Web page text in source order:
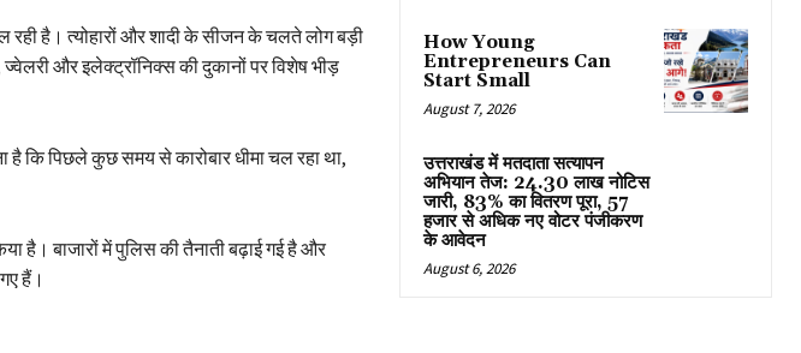
रही है। त्योहारों और शादी के सीजन के चलते लोग बड़ी
और इलेक्ट्रॉनिक्स की दुकानों पर विशेष भीड़
कि पिछले कुछ समय से कारोबार धीमा चल रहा था,
है। बाजारों में पुलिस की तैनाती बढ़ाई गई है और
हैं।
How Young
Entrepreneurs Can
Start Small
August 7, 2026
उत्तराखंड में मतदाता सत्यापन
अभियान तेज: 24.30 लाख नोटिस
जारी, 83% का वितरण पूरा, 57
हजार से अधिक नए वोटर पंजीकरण
के आवेदन
August 6, 2026